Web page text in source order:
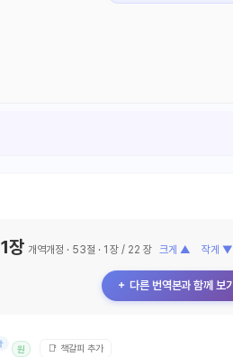
장개역개정 · 53절 · 1 장 / 22 장 크게 ▲ 작게 ▼
＋ 다른 번역본과 함께 보기
원 📑 책갈피 추가